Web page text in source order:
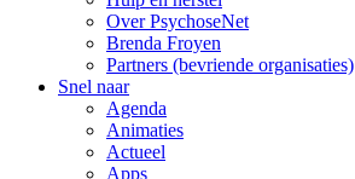
Over PsychoseNet
Brenda Froyen
Partners (bevriende organisaties)
Snel naar
Agenda
Animaties
Actueel
Apps